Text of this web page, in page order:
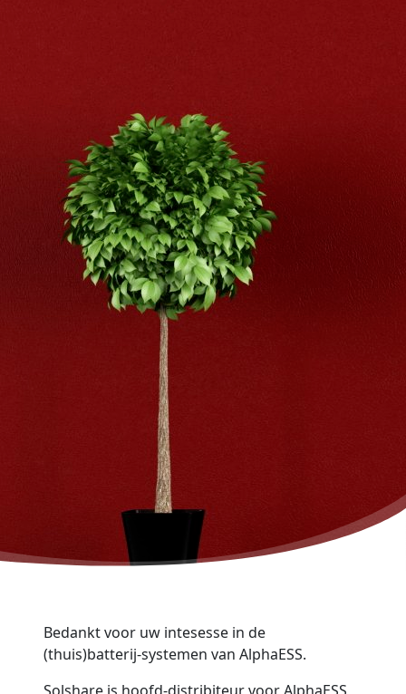
Bedankt voor uw intesesse in de
(thuis)batterij-systemen van AlphaESS.